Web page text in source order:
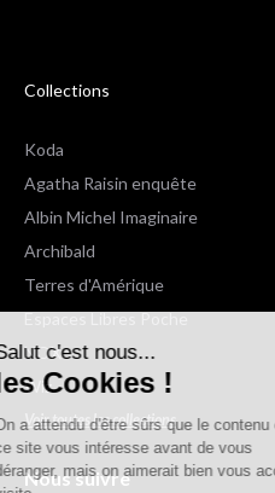
Salut c'est nous...
les Cookies !
On a attendu d'être sûrs que le
ce site vous intéresse avant de vous
déranger, mais on aimerait bien
Collections
Koda
Agatha Raisin enquête
Albin Michel Imaginaire
Archibald
Terres d'Amérique
Espaces Libres Poche
NOX
Wiz
Voir toutes les collections
Nous suivre